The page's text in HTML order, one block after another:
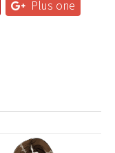
Plus one